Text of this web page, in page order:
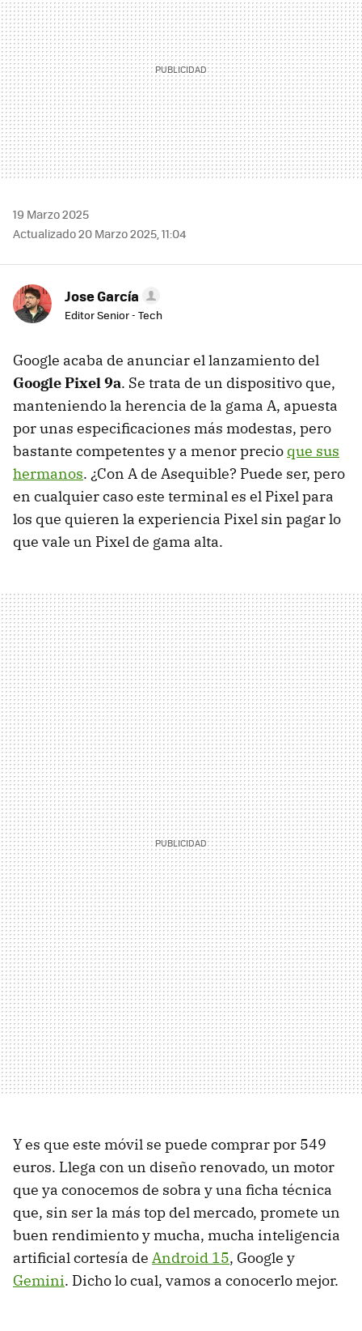
19 Marzo 2025
Actualizado 20 Marzo 2025, 11:04
Jose García
Editor Senior - Tech
Google acaba de anunciar el lanzamiento del
Google Pixel 9a. Se trata de un dispositivo que,
manteniendo la herencia de la gama A, apuesta
por unas especificaciones más modestas, pero
bastante competentes y a menor precio que sus
hermanos. ¿Con A de Asequible? Puede ser, pero
en cualquier caso este terminal es el Pixel para
los que quieren la experiencia Pixel sin pagar lo
que vale un Pixel de gama alta.
Y es que este móvil se puede comprar por 549
euros. Llega con un diseño renovado, un motor
que ya conocemos de sobra y una ficha técnica
que, sin ser la más top del mercado, promete un
buen rendimiento y mucha, mucha inteligencia
artificial cortesía de Android 15, Google y
Gemini. Dicho lo cual, vamos a conocerlo mejor.